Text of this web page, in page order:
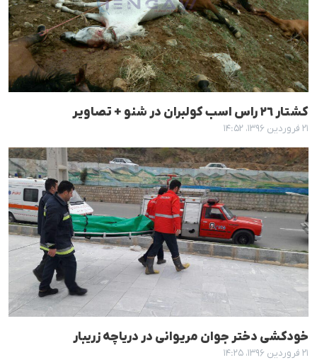
کشتار ٢٦ راس اسب کولبران در شنو + تصاویر
۲۱ فروردین ۱۳۹۶، ۱۴:۵۲
خودکشی دختر جوان مریوانی در دریاچە زریبار
۲۱ فروردین ۱۳۹۶، ۱۴:۲۵